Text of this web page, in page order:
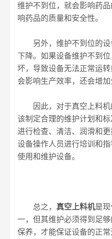
维护不到位，就会影响药
响药品的质量和安全性。
另外，维护不到位的设
下降。如果设备维护不到
坏，导致设备无法正常运
会影响生产效率，还会增加
因此，对于真空上料机
该制定合理的维护计划和
进行检查、清洁、润滑和
设备操作人员进行培训和
使用和维护设备。
总之， 真空上料机是
一，但其维护必须得到足
保养，才能保证设备的正